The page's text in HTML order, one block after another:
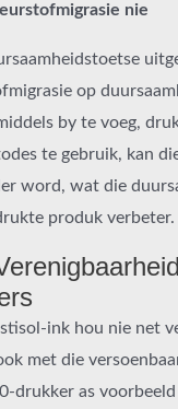
nie
op
by te voeg,
te gebruik, kan
word, wat die
produk verbeter.
ink hou nie net
met die
drukker as